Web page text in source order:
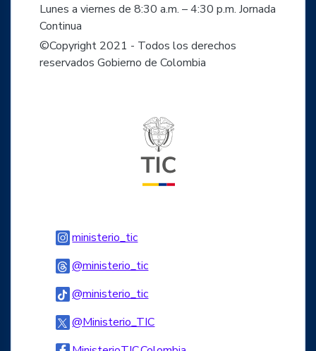
Lunes a viernes de 8:30 a.m. – 4:30 p.m. Jornada
Continua
©Copyright 2021 - Todos los derechos
reservados Gobierno de Colombia
ministerio_ticLogo Instagram
@ministerio_ticLogo Threads
@ministerio_ticLogo Tiktok
@Ministerio_TICLogo Twitter